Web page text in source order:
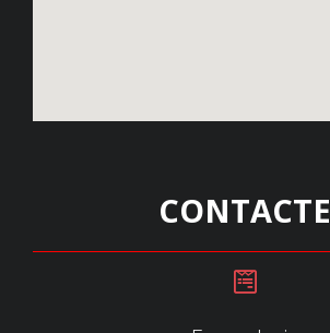
CONTACTE